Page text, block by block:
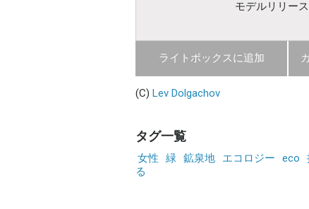
モデルリリー
ライトボックスに追加
(C) Lev Dolgachov
タグ一覧
女性 緑 鉱泉地 エコロジー eco
る